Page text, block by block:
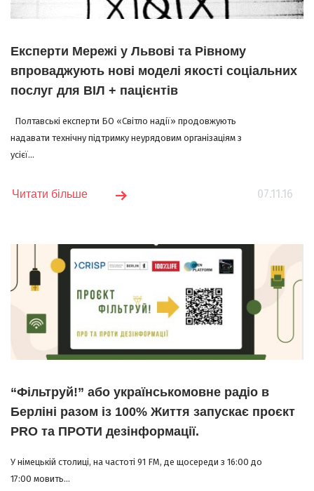
Експерти Мережі у Львові та Рівному
впроваджують нові моделі якості соціальних
послуг для ВІЛ + пацієнтів
Полтавські експерти БО «Світло надії» продовжують
надавати технічну підтримку неурядовим організаціям з
усієї...
07.11.16
Читати більше
“Фільтруй!” або українськомовне радіо в
Берліні разом із 100% Життя запускає проєкт
PRO та ПРОТИ дезінформації.
У німецькій столиці, на частоті 91 FM, де щосереди з 16:00 до
17:00 мовить...